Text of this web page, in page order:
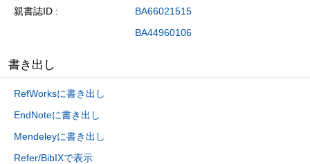
親書誌ID
BA66021515
BA44960106
書き出し
RefWorksに書き出し
EndNoteに書き出し
Mendeleyに書き出し
Refer/BibIXで表示